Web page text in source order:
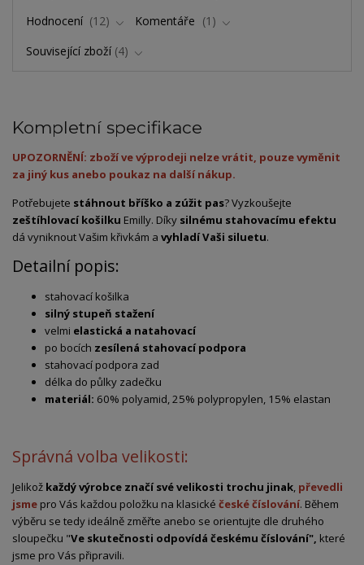
Hodnocení
12 Komentáře
1
Související zboží 4
Kompletní specifikace
UPOZORNĚNÍ: zboží ve výprodeji nelze vrátit, pouze vyměnit
za jiný kus anebo poukaz na další nákup.
Potřebujete stáhnout bříško a zúžit pas? Vyzkoušejte
zeštíhlovací košilku Emilly. Díky silnému stahovacímu efektu
dá vyniknout Vašim křivkám a vyhladí Vaši siluetu.
Detailní popis:
stahovací košilka
silný stupeň stažení
velmi elastická a natahovací
po bocích zesílená stahovací podpora
stahovací podpora zad
délka do půlky zadečku
materiál: 60% polyamid, 25% polypropylen, 15% elastan
Správná volba velikosti:
Jelikož každý výrobce značí své velikosti trochu jinak převedli
jsme pro Vás každou položku na klasické české číslování. Během
výběru se tedy ideálně změřte anebo se orientujte dle druhého
sloupečku "Ve skutečnosti odpovídá českému číslování", které
jsme pro Vás připravili.